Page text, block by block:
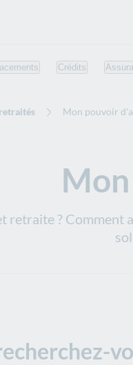
Crédits
Mon pouvoir
retraite ? Comment